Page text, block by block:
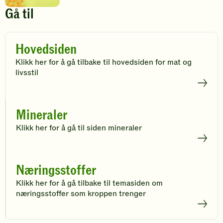
til
Gå til
Hovedsiden
Klikk her for å gå tilbake til hovedsiden for mat og
livsstil
Mineraler
Klikk her for å gå til siden mineraler
Næringsstoffer
Klikk her for å gå tilbake til temasiden om
næringsstoffer som kroppen trenger